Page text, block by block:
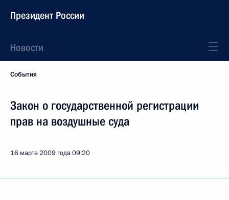
Президент России
Новости
События
Закон о государственной регистрации
прав на воздушные суда
16 марта 2009 года09:20